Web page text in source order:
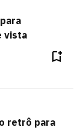
vista
retrô para